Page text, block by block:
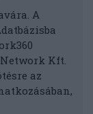
A
Kft.
az